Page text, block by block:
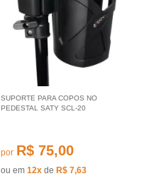
SUPORTE PARA COPOS NO
PEDESTAL SATY SCL-20
por R$ 75,00
ou em 12x de R$ 7,63